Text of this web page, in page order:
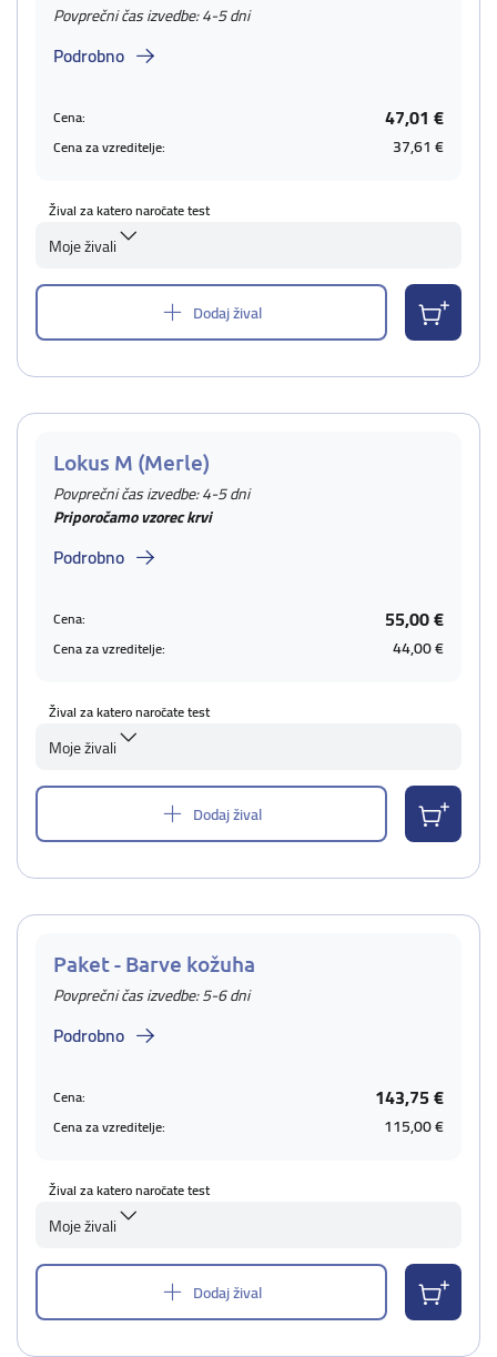
Povprečni čas izvedbe: 4-5 dni
Podrobno
Cena: 47,01 €
Cena za vzreditelje: 37,61 €
Žival za katero naročate test
Moje živali
Dodaj žival
Lokus M (Merle)
Povprečni čas izvedbe: 4-5 dni
Priporočamo vzorec krvi
Podrobno
Cena: 55,00 €
Cena za vzreditelje: 44,00 €
Žival za katero naročate test
Moje živali
Dodaj žival
Paket - Barve kožuha
Povprečni čas izvedbe: 5-6 dni
Podrobno
Cena: 143,75 €
Cena za vzreditelje: 115,00 €
Žival za katero naročate test
Moje živali
Dodaj žival